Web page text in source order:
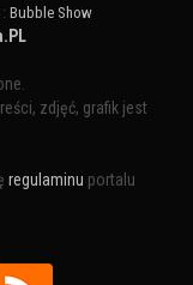
: Bubble Show
zdjęć, grafik jest
regulaminu portalu